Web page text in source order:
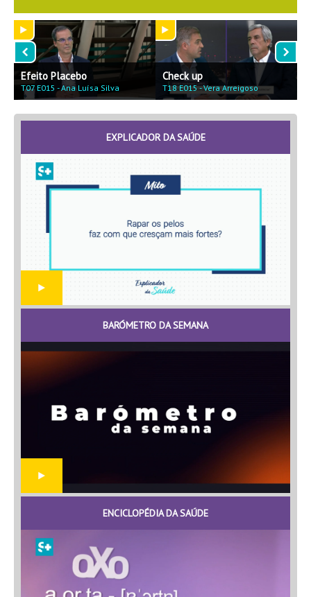
Efeito Placebo
T07 E015 - Ana Luísa Silva
Check up
T18 E015 - Vera Arreigoso
EXPLICADOR DA SAÚDE
BARÓMETRO DA SEMANA
ENCICLOPÉDIA DA SAÚDE